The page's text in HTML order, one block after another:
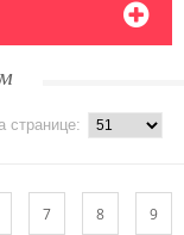
странице:
7 8 9